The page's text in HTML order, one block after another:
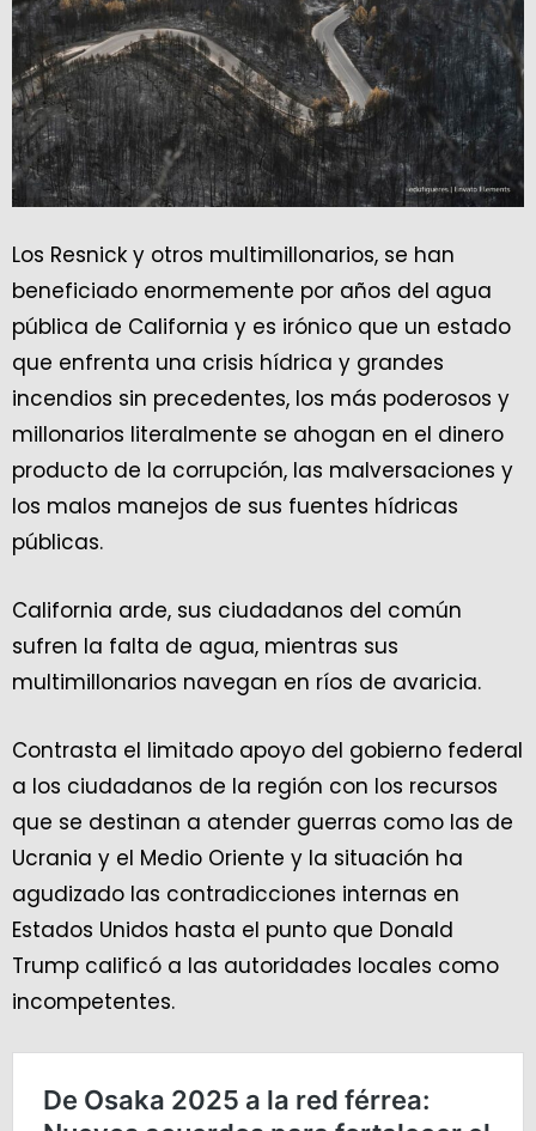
Los Resnick y otros multimillonarios, se han
beneficiado enormemente por años del agua
pública de California y es irónico que un estado
que enfrenta una crisis hídrica y grandes
incendios sin precedentes, los más poderosos y
millonarios literalmente se ahogan en el dinero
producto de la corrupción, las malversaciones y
los malos manejos de sus fuentes hídricas
públicas.
California arde, sus ciudadanos del común
sufren la falta de agua, mientras sus
multimillonarios navegan en ríos de avaricia.
Contrasta el limitado apoyo del gobierno federal
a los ciudadanos de la región con los recursos
que se destinan a atender guerras como las de
Ucrania y el Medio Oriente y la situación ha
agudizado las contradicciones internas en
Estados Unidos hasta el punto que Donald
Trump calificó a las autoridades locales como
incompetentes.